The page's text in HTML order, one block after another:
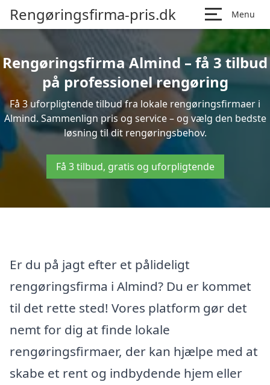
Rengøringsfirma-pris.dk Menu
Rengøringsfirma Almind – få 3 tilbud
på professionel rengøring
Få 3 uforpligtende tilbud fra lokale rengøringsfirmaer i
Almind. Sammenlign pris og service – og vælg den bedste
løsning til dit rengøringsbehov.
Få 3 tilbud, gratis og uforpligtende
Er du på jagt efter et pålideligt
rengøringsfirma i Almind? Du er kommet
til det rette sted! Vores platform gør det
nemt for dig at finde lokale
rengøringsfirmaer, der kan hjælpe med at
skabe et rent og indbydende hjem eller